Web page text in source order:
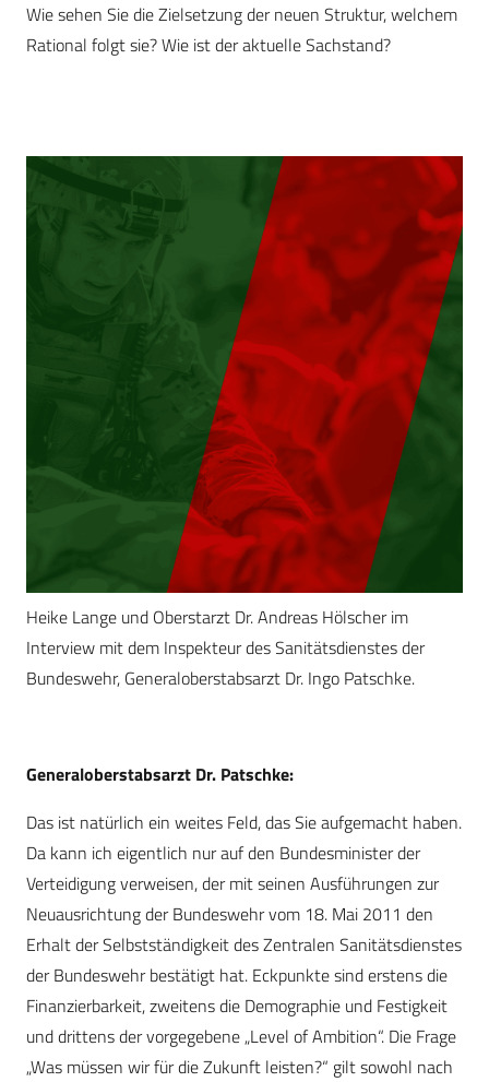
Wie sehen Sie die Zielsetzung der neuen Struktur, welchem
Rational folgt sie? Wie ist der aktuelle Sachstand?
Heike Lange und Oberstarzt Dr. Andreas Hölscher im
Interview mit dem Inspekteur des Sanitätsdienstes der
Bundeswehr, Generaloberstabsarzt Dr. Ingo Patschke.
Generaloberstabsarzt Dr. Patschke:
Das ist natürlich ein weites Feld, das Sie aufgemacht haben.
Da kann ich eigentlich nur auf den Bundesminister der
Verteidigung verweisen, der mit seinen Ausführungen zur
Neuausrichtung der Bundeswehr vom 18. Mai 2011 den
Erhalt der Selbstständigkeit des Zentralen Sanitätsdienstes
der Bundeswehr bestätigt hat. Eckpunkte sind erstens die
Finanzierbarkeit, zweitens die Demographie und Festigkeit
und drittens der vorgegebene „Level of Ambition“. Die Frage
„Was müssen wir für die Zukunft leisten?“ gilt sowohl nach